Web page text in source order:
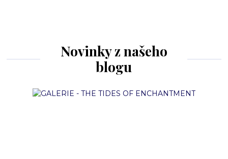
Novinky z našeho
blogu